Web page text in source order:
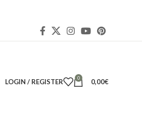
LOGIN / REGISTER 0 0,00€